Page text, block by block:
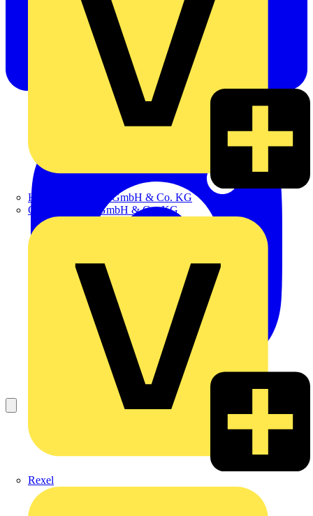
Hillmann & Ploog GmbH & Co. KG
Oskar Böttcher GmbH & Co. KG
Rexel